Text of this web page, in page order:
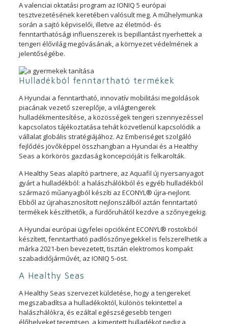
A valenciai oktatási program az IONIQ 5 európai
tesztvezetésének keretében valósult meg. A műhelymunka
során a sajtó képviselői, illetve az életmód- és
fenntarthatósági influenszerek is bepillantást nyerhettek a
tengeri élővilág megóvásának, a környezet védelmének a
jelentőségébe.
Hulladékból fenntartható termékek
A Hyundai a fenntartható, innovatív mobilitási megoldások
piacának vezető szereplője, a világtengerek
hulladékmentesítése, a közösségek tengeri szennyezéssel
kapcsolatos tájékoztatása tehát közvetlenül kapcsolódik a
vállalat globális stratégiájához. Az Emberiséget szolgáló
fejlődés jövőképpel összhangban a Hyundai és a Healthy
Seas a körkörös gazdaság koncepcióját is felkarolták.
A Healthy Seas alapító partnere, az Aquafil új nyersanyagot
gyárt a hulladékból: a halászhálókból és egyéb hulladékból
származó műanyagból készíti az ECONYL® újra-nejlont.
Ebből az újrahasznosított nejlonszálból aztán fenntartató
termékek készíthetők, a fürdőruhától kezdve a szőnyegekig.
A Hyundai európai ügyfelei opcióként ECONYL® rostokból
készített, fenntartható padlószőnyegekkel is felszerelhetik a
márka 2021-ben bevezetett, tisztán elektromos kompakt
szabadidőjárművét, az IONIQ 5-öst.
A Healthy Seas
A Healthy Seas szervezet küldetése, hogy a tengereket
megszabadítsa a hulladékoktól, különös tekintettel a
halászhálókra, és ezáltal egészségesebb tengeri
élőhelyeket teremtsen, a kimentett hulladékot pedig a